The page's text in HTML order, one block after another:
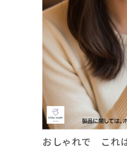
おしゃれで こ